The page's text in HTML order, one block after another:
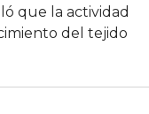
que la actividad
del tejido